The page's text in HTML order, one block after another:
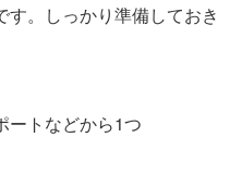
す。しっかり準備しておき
ートなどから1つ